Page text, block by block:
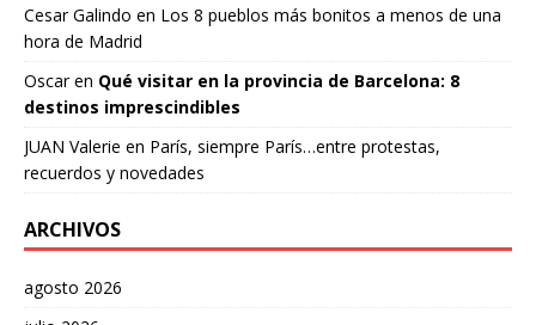
Cesar Galindo en Los 8 pueblos más bonitos a menos de una
hora de Madrid
Oscaren Qué visitar en la provincia de Barcelona: 8
destinos imprescindibles
JUAN Valerie en París, siempre París…entre protestas,
recuerdos y novedades
ARCHIVOS
agosto 2026